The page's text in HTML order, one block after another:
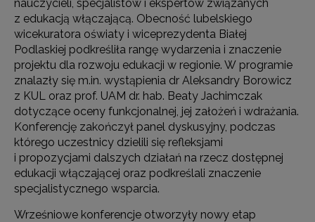
nauczycieli, specjalistów i ekspertów związanych
z edukacją włączającą. Obecność lubelskiego
wicekuratora oświaty i wiceprezydenta Białej
Podlaskiej podkreśliła rangę wydarzenia i znaczenie
projektu dla rozwoju edukacji w regionie. W programie
znalazły się m.in. wystąpienia dr Aleksandry Borowicz
z KUL oraz prof. UAM dr. hab. Beaty Jachimczak
dotyczące oceny funkcjonalnej, jej założeń i wdrażania.
Konferencję zakończył panel dyskusyjny, podczas
którego uczestnicy dzielili się refleksjami
i propozycjami dalszych działań na rzecz dostępnej
edukacji włączającej oraz podkreślali znaczenie
specjalistycznego wsparcia.
Wrześniowe konferencje otworzyły nowy etap